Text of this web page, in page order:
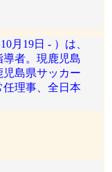
月19日 - ）は、
者。現鹿児島
島県サッカー
理事、全日本